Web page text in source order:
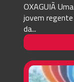
OXAGUIÃ
jovem
da...